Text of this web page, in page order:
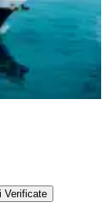
Verificate